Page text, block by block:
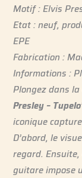
Motif : Elvis
Etat : neuf,
EPE
Fabrication :
Informations :
Plongez dans
Presley –
iconique
D’abord, le
regard.
guitare impose